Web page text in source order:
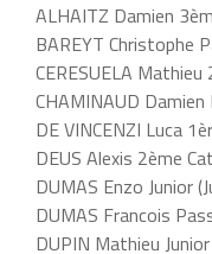
ALHAITZ Damien
BAREYT Christophe
CERESUELA Mathieu
CHAMINAUD Damien
DE VINCENZI Luca
DEUS Alexis 2ème
DUMAS Enzo Junior
DUMAS Francois
DUPIN Mathieu